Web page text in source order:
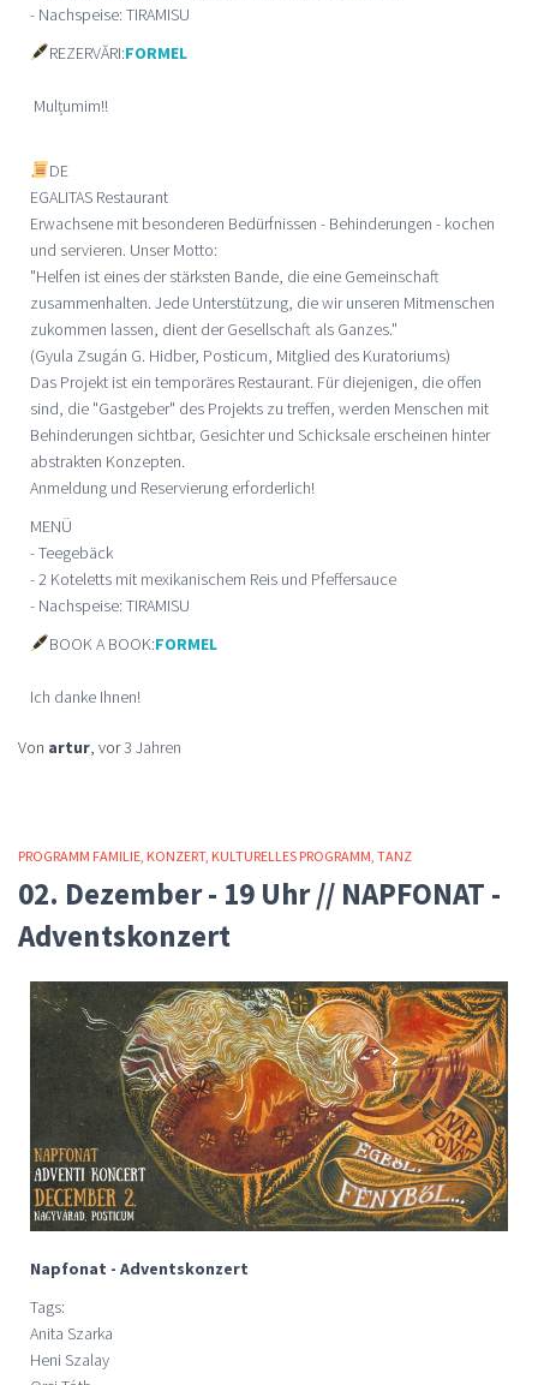
- Nachspeise: TIRAMISU
REZERVĂRI:FORMEL
Mulțumim!!
DE
EGALITAS Restaurant
Erwachsene mit besonderen Bedürfnissen - Behinderungen - kochen
und servieren. Unser Motto:
"Helfen ist eines der stärksten Bande, die eine Gemeinschaft
zusammenhalten. Jede Unterstützung, die wir unseren Mitmenschen
zukommen lassen, dient der Gesellschaft als Ganzes."
(Gyula Zsugán G. Hidber, Posticum, Mitglied des Kuratoriums)
Das Projekt ist ein temporäres Restaurant. Für diejenigen, die offen
sind, die "Gastgeber" des Projekts zu treffen, werden Menschen mit
Behinderungen sichtbar, Gesichter und Schicksale erscheinen hinter
abstrakten Konzepten.
Anmeldung und Reservierung erforderlich!
MENÜ
- Teegebäck
- 2 Koteletts mit mexikanischem Reis und Pfeffersauce
- Nachspeise: TIRAMISU
BOOK A BOOK:FORMEL
Ich danke Ihnen!
Von artur, vor3 Jahren
PROGRAMM FAMILIE KONZERT KULTURELLES PROGRAMM TANZ
02. Dezember - 19 Uhr // NAPFONAT -
Adventskonzert
Napfonat - Adventskonzert
Tags:
Anita Szarka
Heni Szalay